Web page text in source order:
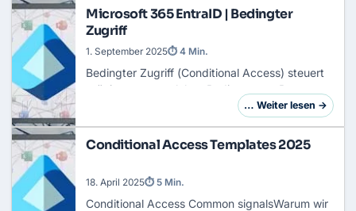
Ausweise und Schlü…
Microsoft 365 EntraID | Bedingter
Zugriff
Bedingter Zugriff (Conditional Access) steuert
präzise, unter welchen Bedingungen Benutzer
auf Ressourcen zugreifen dürfen, und hält so
1. September 2025⏱ 4 Min.
… Weiter lesen →
Conditional Access Templates 2025
Conditional Access Common signalsWarum wir
18. April 2025⏱ 5 Min.